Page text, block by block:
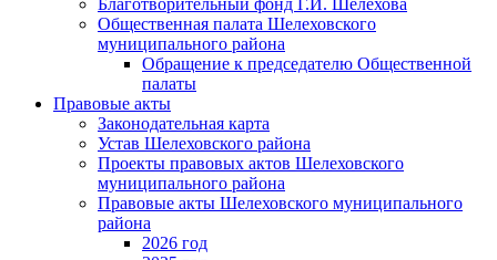
Общественная палата Шелеховского
муниципального района
Обращение к председателю Общественной
палаты
Правовые акты
Законодательная карта
Устав Шелеховского района
Проекты правовых актов Шелеховского
муниципального района
Правовые акты Шелеховского муниципального
района
2026 год